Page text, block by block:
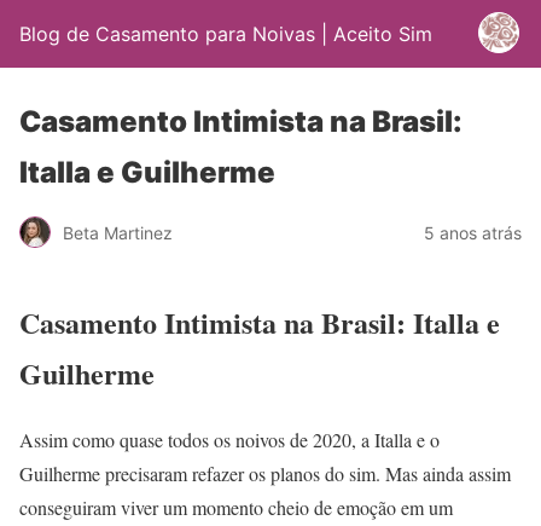
Blog de Casamento para Noivas | Aceito Sim
Casamento Intimista na Brasil:
Italla e Guilherme
Beta Martinez 5 anos atrás
Casamento Intimista na Brasil: Italla e
Guilherme
Assim como quase todos os noivos de 2020, a Italla e o
Guilherme precisaram refazer os planos do sim. Mas ainda assim
conseguiram viver um momento cheio de emoção em um